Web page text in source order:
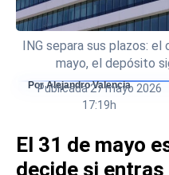
ING separa sus plazos:
mayo, el depósito
Por Alejandro Valencia
Publicada27 mayo 2026
17:19h
El 31 de mayo
decide si